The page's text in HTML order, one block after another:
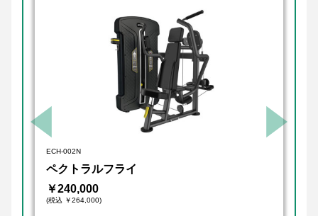
ECH-002N
ペクトラルフライ
￥240,000
(税込 ￥264,000)